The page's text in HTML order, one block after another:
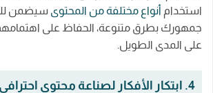
استخدام أنواع مختلفة من المحتوى سيضمن
جمهورك بطرق متنوعة، الحفاظ على
على المدى الطويل.
4. ابتكار الأفكار لصناعة محتوى احترافي